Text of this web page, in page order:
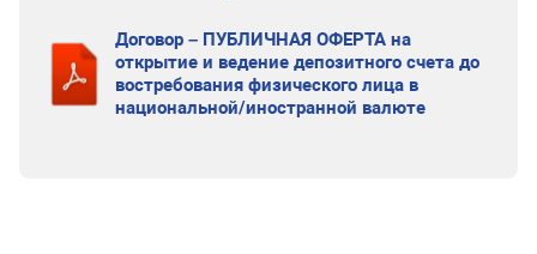
Договор – ПУБЛИЧНАЯ ОФЕРТА на
открытие и ведение депозитного счета до
востребования физического лица в
национальной/иностранной валюте